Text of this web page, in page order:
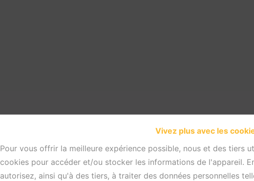
Vivez plus avec les
Pour vous offrir la meilleure expérience possible, nous et des tiers
cookies pour accéder et/ou stocker les informations de l'appareil.
autorisez, ainsi qu'à des tiers, à traiter des données personnelles